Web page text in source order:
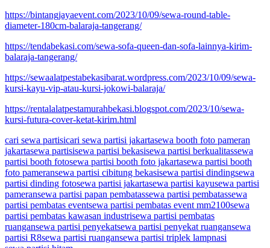
https://bintangjayaevent.com/2023/10/09/sewa-round-table-
diameter-180cm-balaraja-tangerang/
https://tendabekasi.com/sewa-sofa-queen-dan-sofa-lainnya-kirim-
balaraja-tangerang/
https://sewaalatpestabekasibarat.wordpress.com/2023/10/09/sewa-
kursi-kayu-vip-atau-kursi-jokowi-balaraja/
https://rentalalatpestamurahbekasi.blogspot.com/2023/10/sewa-
kursi-futura-cover-ketat-kirim.html
cari sewa partisicari sewa partisi jakartasewa booth foto pameran
jakartasewa partisisewa partisi bekasisewa partisi berkualitassewa
partisi booth fotosewa partisi booth foto jakartasewa partisi booth
foto pameransewa partisi cibitung bekasisewa partisi dindingsewa
partisi dinding fotosewa partisi jakartasewa partisi kayusewa partisi
pameransewa partisi papan pembatassewa partisi pembatassewa
partisi pembatas eventsewa partisi pembatas event mm2100sewa
partisi pembatas kawasan industrisewa partisi pembatas
ruangansewa partisi penyekatsewa partisi penyekat ruangansewa
partisi R8sewa partisi ruangansewa partisi triplek lampnasi